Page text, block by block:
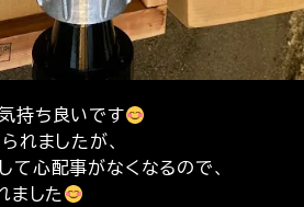
持ち良いです
れましたが、
て心配事がなくなるので、
ました